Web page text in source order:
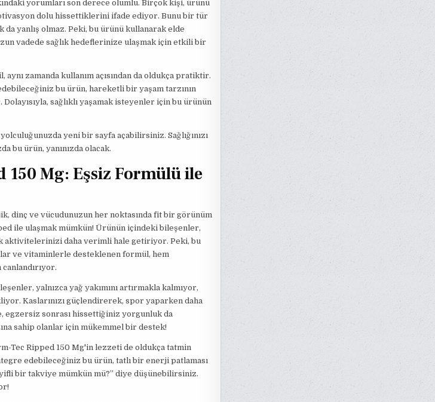
yorumları son derece olumlu. Birçok kişi, ürünü
dolu hissettiklerini ifade ediyor. Bunu bir tür
yanlış olmaz. Peki, bu ürünü kullanarak elde
vadede sağlık hedeflerinize ulaşmak için etkili bir
zamanda kullanım açısından da oldukça pratiktir.
bu ürün, hareketli bir yaşam tarzının
sağlıklı yaşamak isteyenler için bu ürünün
yeni bir sayfa açabilirsiniz. Sağlığınızı
bu ürün, yanınızda olacak.
150 Mg: Eşsiz Formülü ile
dinç ve vücudunuzun her noktasında fit bir görünüm
ile ulaşmak mümkün! Ürünün içindeki bileşenler,
aktivitelerinizi daha verimli hale getiriyor. Peki, bu
ve vitaminlerle desteklenen formül, hem
yalnızca yağ yakımını artırmakla kalmıyor,
Kaslarınızı güçlendirerek, spor yaparken daha
egzersiz sonrası hissettiğiniz yorgunluk da
sahip olanlar için mükemmel bir destek!
Tec Ripped 150 Mg'in lezzeti de oldukça tatmin
edebileceğiniz bu ürün, tatlı bir enerji patlaması
bir takviye mümkün mü?” diye düşünebilirsiniz.